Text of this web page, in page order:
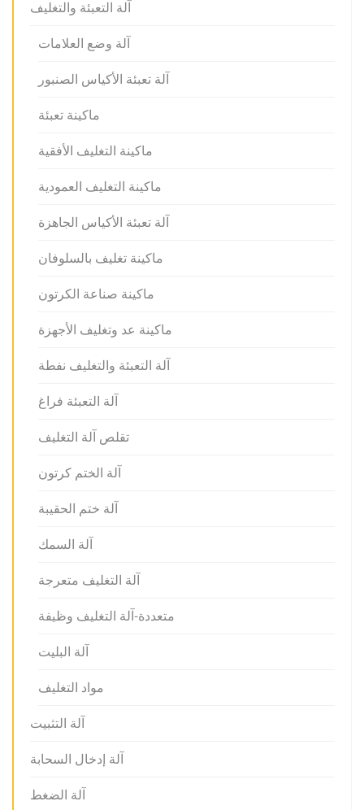
آلة التعبئة والتغليف
آلة وضع العلامات
آلة تعبئة الأكياس الصنبور
ماكينة تعبئة
ماكينة التغليف الأفقية
ماكينة التغليف العمودية
آلة تعبئة الأكياس الجاهزة
ماكينة تغليف بالسلوفان
ماكينة صناعة الكرتون
ماكينة عد وتغليف الأجهزة
آلة التعبئة والتغليف نفطة
آلة التعبئة فراغ
تقلص آلة التغليف
آلة الختم كرتون
آلة ختم الحقيبة
آلة السمك
آلة التغليف متعرجة
متعددة-آلة التغليف وظيفة
آلة البليت
مواد التغليف
آلة التثبيت
آلة إدخال السحابة
آلة الضغط